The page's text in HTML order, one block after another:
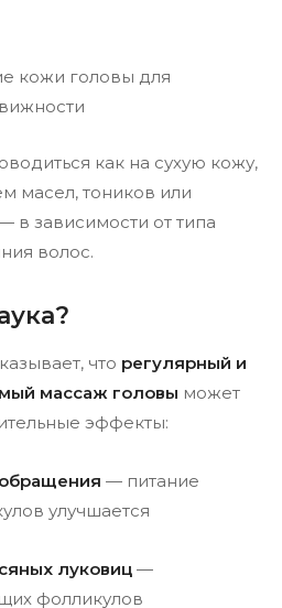
кожи головы для
как на сухую кожу,
масел, тоников или
в зависимости от типа
волос.
что регулярный и
массаж головы может
эффекты:
— питание
улучшается
луковиц —
фолликулов